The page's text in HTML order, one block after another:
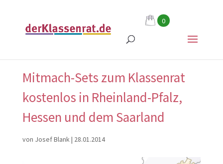
0
Mitmach-Sets zum Klassenrat
kostenlos in Rheinland-Pfalz,
Hessen und dem Saarland
von Josef Blank| 28.01.2014